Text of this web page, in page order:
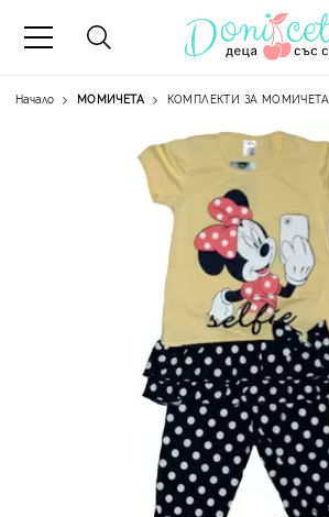
Начало МОМИЧЕТА КОМПЛЕКТИ ЗА МОМИЧЕТА